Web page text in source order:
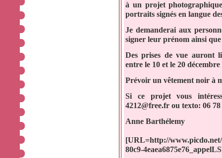
à un projet
portraits signés en langue
Je demanderai aux
signer leur prénom ainsi
Des prises de vue auront
entre le 10 et le 20
Prévoir un vêtement noir à
Si ce projet vous
4212@free.fr ou texto: 06 78
Anne Barthélemy
[URL=http://www.picdo.net/
80c9-